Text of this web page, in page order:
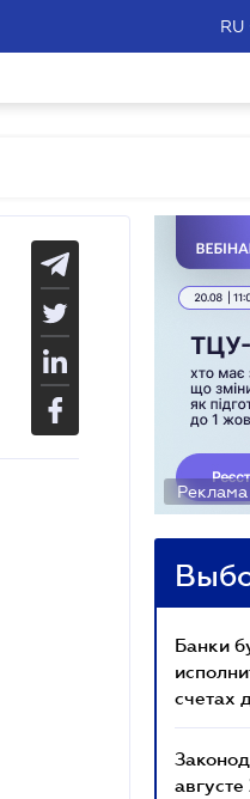
RU
Реклама
Банки
счетах